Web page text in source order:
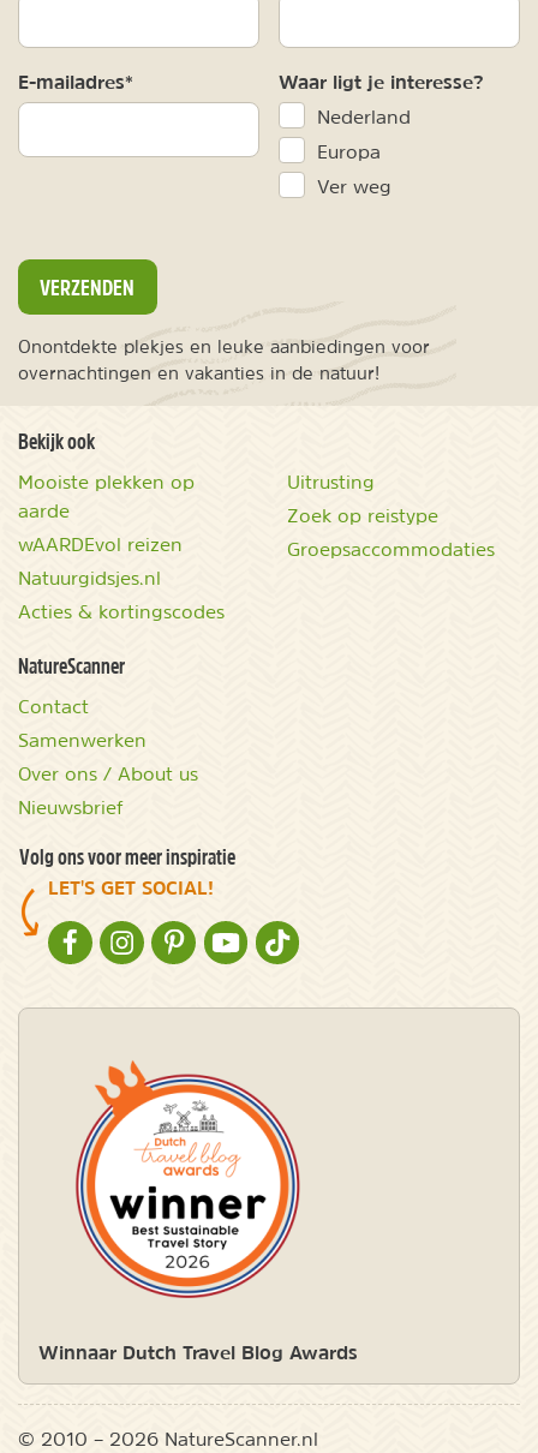
E-mailadres* Waar ligt je interesse?
Nederland
Europa
Ver weg
VERZENDEN
Onontdekte plekjes en leuke aanbiedingen voor
overnachtingen en vakanties in de natuur!
Bekijk ook
Mooiste plekken op
aarde
wAARDEvol reizen
Natuurgidsjes.nl
Acties & kortingscodes
Uitrusting
Zoek op reistype
Groepsaccommodaties
NatureScanner
Contact
Samenwerken
Over ons / About us
Nieuwsbrief
Volg ons voor meer inspiratie
LET'S GET SOCIAL!
NATURESCANNER OP FACEBOOK
NATURESCANNER OP INSTAGRAM
NATURESCANNER OP PINTEREST
NATURESCANNER OP YOUTUBE
NATURESCANNER OP TIKTOK
Winnaar Dutch Travel Blog Awards
© 2010 – 2026 NatureScanner.nl